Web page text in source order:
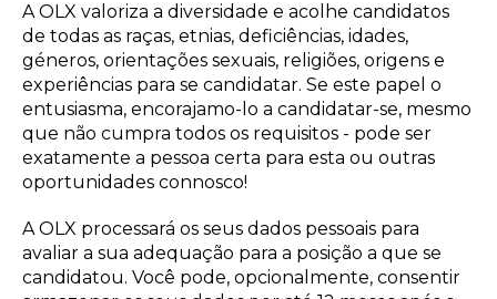
A OLX valoriza a diversidade e acolhe candidatos
de todas as raças, etnias, deficiências, idades,
géneros, orientações sexuais, religiões, origens e
experiências para se candidatar. Se este papel o
entusiasma, encorajamo-lo a candidatar-se, mesmo
que não cumpra todos os requisitos - pode ser
exatamente a pessoa certa para esta ou outras
oportunidades connosco!
A OLX processará os seus dados pessoais para
avaliar a sua adequação para a posição a que se
candidatou. Você pode, opcionalmente, consentir